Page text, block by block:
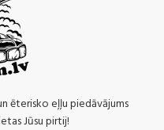
ēterisko eļļu piedāvājums
Jūsu pirtij!